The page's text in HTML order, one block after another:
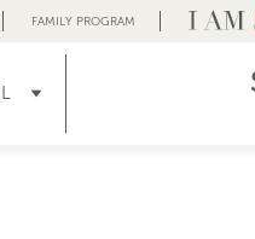
FAMILY PROGRAM